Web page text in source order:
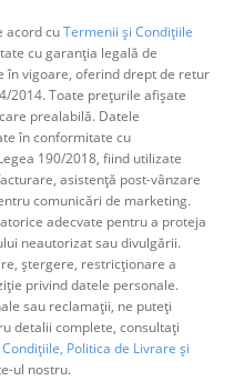
acord cuTermenii și Condițiile
cu garanția legală de
vigoare, oferind drept de retur
2014. Toate prețurile afișate
prealabilă. Datele
în conformitate cu
190/2018, fiind utilizate
asistență post-vânzare
comunicări de marketing.
adecvate pentru a proteja
neautorizat sau divulgării.
ștergere, restricționare a
privind datele personale.
sau reclamații, ne puteți
detalii complete, consultați
Politica de Livrare și
ul nostru.